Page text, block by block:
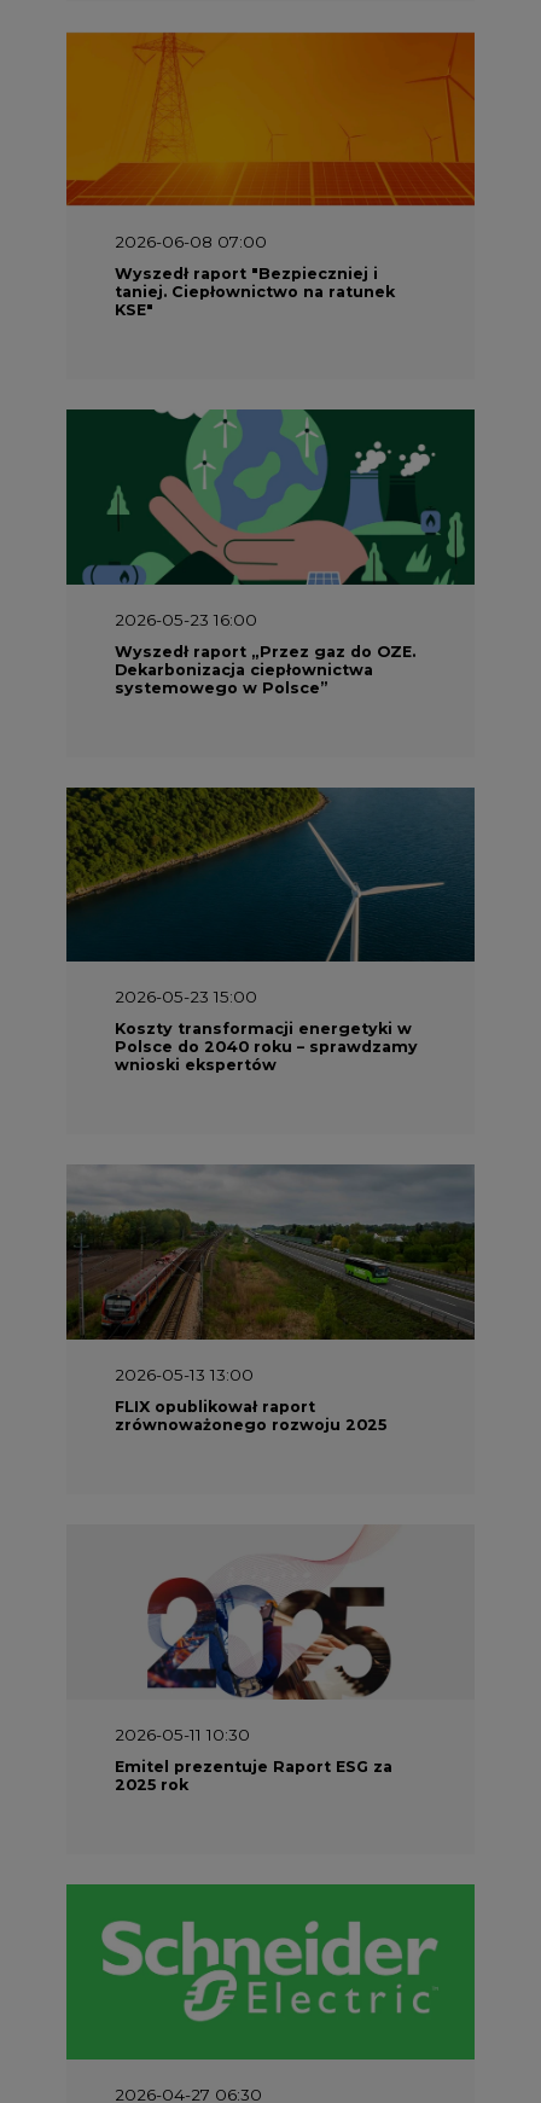
2026-06-08 07:00
Wyszedł raport "Bezpieczniej i
taniej. Ciepłownictwo na ratunek
KSE"
2026-05-23 16:00
Wyszedł raport „Przez gaz do OZE.
Dekarbonizacja ciepłownictwa
systemowego w Polsce”
2026-05-23 15:00
Koszty transformacji energetyki w
Polsce do 2040 roku – sprawdzamy
wnioski ekspertów
2026-05-13 13:00
FLIX opublikował raport
zrównoważonego rozwoju 2025
2026-05-11 10:30
Emitel prezentuje Raport ESG za
2025 rok
2026-04-27 06:30